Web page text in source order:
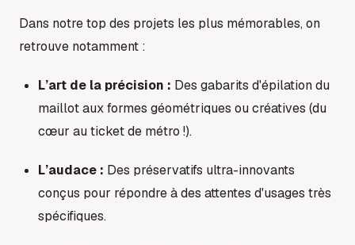
Dans notre top des projets les plus mémorables, on
retrouve notamment :
L’art de la précision : Des gabarits d'épilation du
maillot aux formes géométriques ou créatives (du
cœur au ticket de métro !).
L’audace : Des préservatifs ultra-innovants
conçus pour répondre à des attentes d'usages très
spécifiques.